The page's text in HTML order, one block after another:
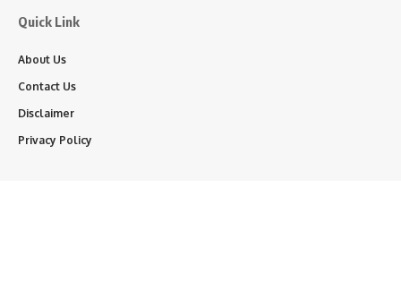
Quick Link
About Us
Contact Us
Disclaimer
Privacy Policy